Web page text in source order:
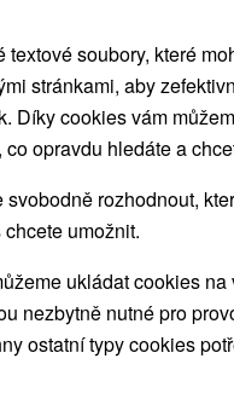
nebo termín
soubory, které
stránkami, aby
Díky cookies vám
opravdu hledáte a
svobodně rozhodnout,
umožnit.
ukládat cookies na
nezbytně nutné pro
ostatní typy cookies